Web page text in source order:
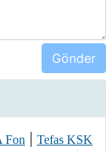
Fon
Tefas KSK